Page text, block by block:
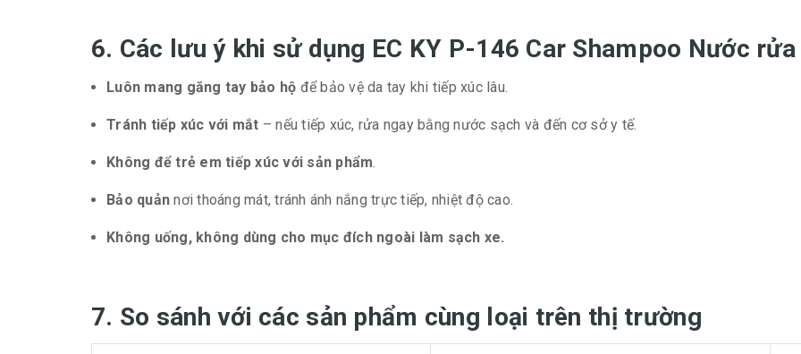
6. Các lưu ý khi sử dụng EC KY P-146 Car Shampoo Nước rửa
Luôn mang găng tay bảo hộ để bảo vệ da tay khi tiếp xúc lâu.
Tránh tiếp xúc với mắt – nếu tiếp xúc, rửa ngay bằng nước sạch và đến cơ sở y tế.
Không để trẻ em tiếp xúc với sản phẩm.
Bảo quản nơi thoáng mát, tránh ánh nắng trực tiếp, nhiệt độ cao.
Không uống, không dùng cho mục đích ngoài làm sạch xe.
7. So sánh với các sản phẩm cùng loại trên thị trường